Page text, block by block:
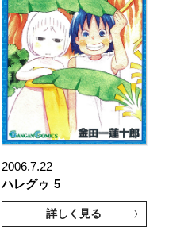
2006.7.22
ハレグゥ 5
詳しく見る